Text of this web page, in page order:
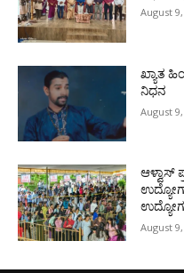
August
ಖ್ಯಾತ
ನಿಧನ
August
ಆಳ್ವಾಸ್
ಉದ್ಯೋಗ
August